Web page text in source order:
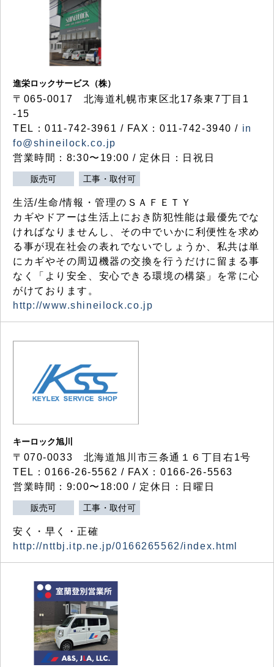
進栄ロックサービス（株）
〒065-0017 北海道札幌市東区北17条東7丁目1
-15
TEL：011-742-3961 / FAX：011-742-3940 / in
fo@shineilock.co.jp
営業時間：8:30〜19:00 / 定休日：日祝日
販売可 工事・取付可
生活/生命/情報・管理のＳＡＦＥＴＹ
カギやドアーは生活上におき防犯性能は最優先でな
ければなりませんし、その中でいかに利便性を求め
る事が現在社会の表れでないでしょうか、私共は単
にカギやその周辺機器の交換を行うだけに留まる事
なく「より安全、安心できる環境の構築」を常に心
がけております。
http://www.shineilock.co.jp
キーロック旭川
〒070-0033 北海道旭川市三条通１６丁目右1号
TEL：0166-26-5562 / FAX：0166-26-5563
営業時間：9:00〜18:00 / 定休日：日曜日
販売可 工事・取付可
安く・早く・正確
http://nttbj.itp.ne.jp/0166265562/index.html